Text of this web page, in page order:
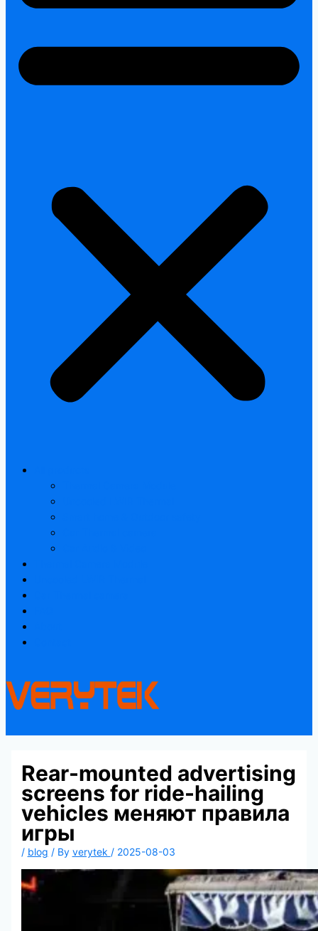
Rear-mounted advertising
screens for ride-hailing
vehicles меняют правила
игры
/ blog / By verytek / 2025-08-03